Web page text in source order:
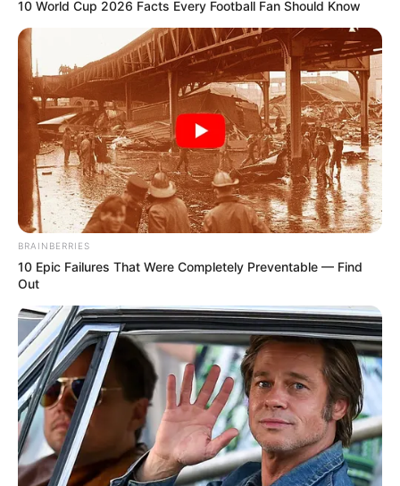
TOVÁBBI LEHETŐSÉGEK
OK, ELFOGADOM